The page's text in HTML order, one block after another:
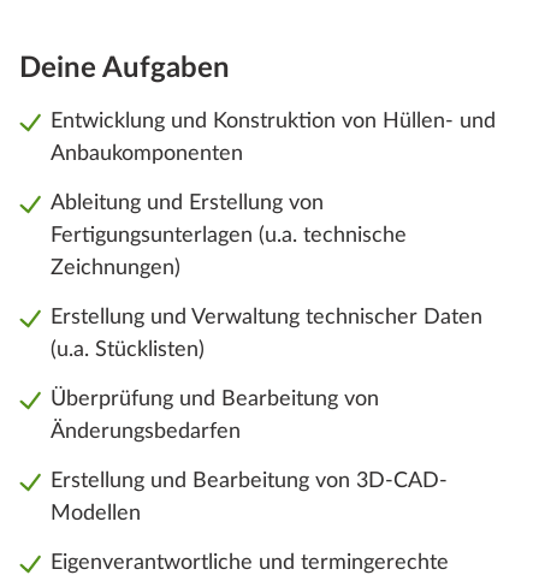
Deine Aufgaben
Entwicklung und Konstruktion von Hüllen- und
Anbaukomponenten
Ableitung und Erstellung von
Fertigungsunterlagen (u.a. technische
Zeichnungen)
Erstellung und Verwaltung technischer Daten
(u.a. Stücklisten)
Überprüfung und Bearbeitung von
Änderungsbedarfen
Erstellung und Bearbeitung von 3D-CAD-
Modellen
Eigenverantwortliche und termingerechte